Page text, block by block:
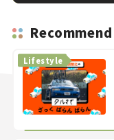
Recommend
Lifestyle